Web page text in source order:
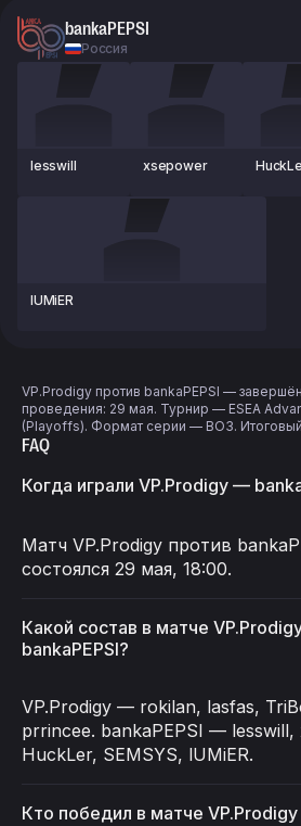
bankaPEPSI
Россия
lesswill xsepower
lUMiER
VP.Prodigy против bankaPEPSI —
проведения: 29 мая. Турнир — ESEA
(Playoffs). Формат серии — BO3.
FAQ
Когда играли VP.Prodigy —
Матч VP.Prodigy против
состоялся 29 мая, 18:00.
Какой состав в матче
bankaPEPSI?
VP.Prodigy — rokilan, lasfas,
prrincee. bankaPEPSI — lesswill,
HuckLer, SEMSYS, lUMiER.
Кто победил в матче